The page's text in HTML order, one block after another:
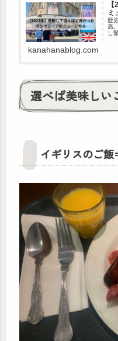
ミ
歴
高
し
の
を
と
kanahanablog.com
選べば美味しい
イギリスのご